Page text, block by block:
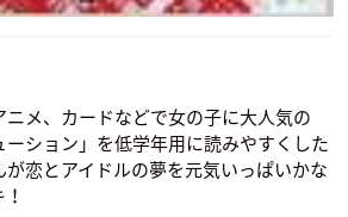
ニメ、カードなどで女の子に大人気の
ーション」を低学年用に読みやすくした
恋とアイドルの夢を元気いっぱいかな